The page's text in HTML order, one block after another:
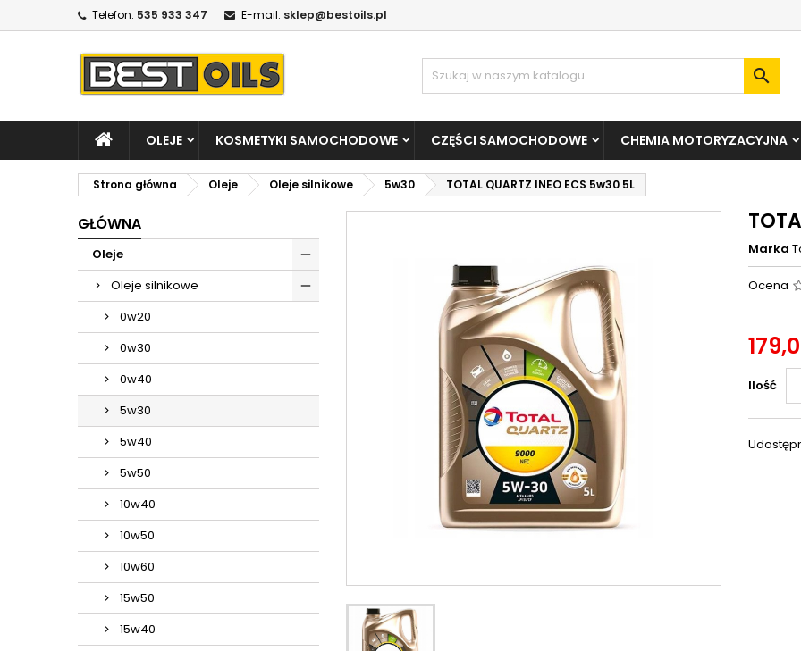
Telefon: 535 933 347 E-mail: sklep@bestoils.pl

OLEJE KOSMETYKI SAMOCHODOWE CZĘŚCI SAMOCHODOWE CHEMIA MOTORYZACYJNA
Strona główna Oleje Oleje silnikowe 5w30 TOTAL QUARTZ INEO ECS 5w30 5L
GŁÓWNA
Oleje
Oleje silnikowe
0w20
0w30
0w40
5w30
5w40
5w50
10w40
10w50
10w60
15w50
15w40
Marka
Ocena
Ilość